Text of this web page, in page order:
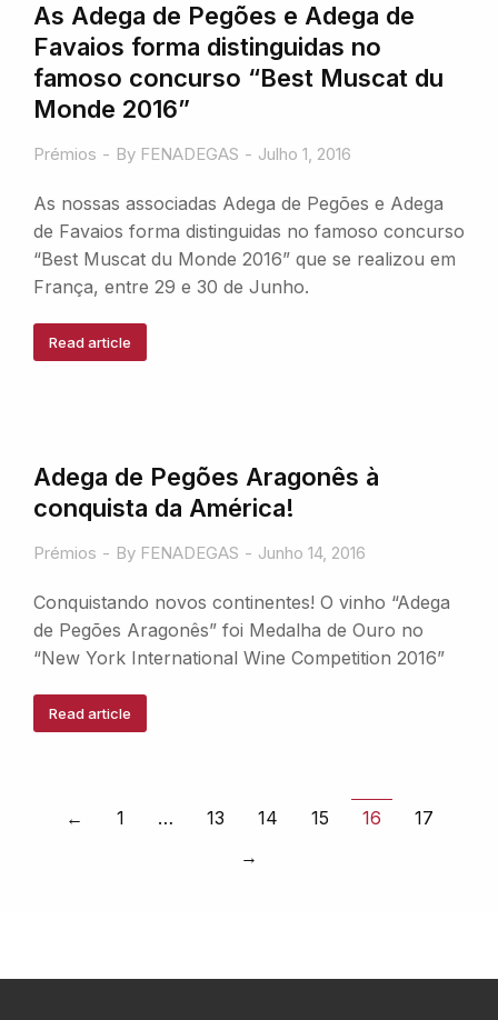
As Adega de Pegões e Adega de
Favaios forma distinguidas no
famoso concurso “Best Muscat du
Monde 2016”
Prémios By FENADEGAS Julho 1, 2016
As nossas associadas Adega de Pegões e Adega
de Favaios forma distinguidas no famoso concurso
“Best Muscat du Monde 2016” que se realizou em
França, entre 29 e 30 de Junho.
Read article
Adega de Pegões Aragonês à
conquista da América!
Prémios By FENADEGAS Junho 14, 2016
Conquistando novos continentes! O vinho “Adega
de Pegões Aragonês” foi Medalha de Ouro no
“New York International Wine Competition 2016”
Read article
← 1 … 13 14 15 16
17
→